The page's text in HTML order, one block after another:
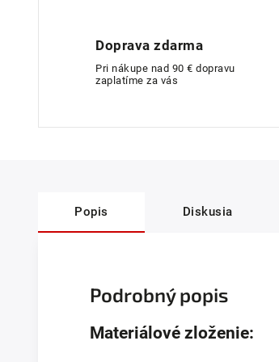
Doprava zdarma
Pri nákupe nad 90 € dopravu
zaplatíme za vás
Popis Diskusia
Podrobný popis
Materiálové zloženie: